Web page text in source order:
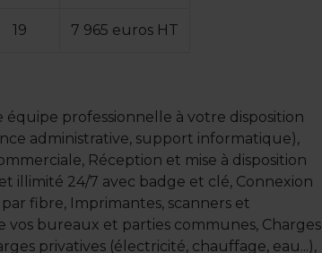
19 7 965 euros HT
équipe professionnelle à votre disposition
administrative, support informatique),
Réception et mise à disposition
illimité 24/7 avec badge et clé, Connexion
fibre, Imprimantes, scanners et
bureaux et parties communes, Charges
privatives (électricité, chauffage, eau...),